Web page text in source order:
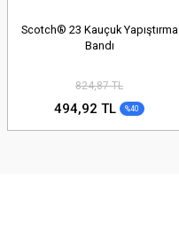
Scotch® 23 Kauçuk Yapıştırma
Bandı
824,87 TL
494,92 TL %40